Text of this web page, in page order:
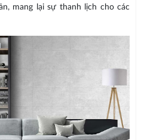
mang lại sự thanh lịch cho các